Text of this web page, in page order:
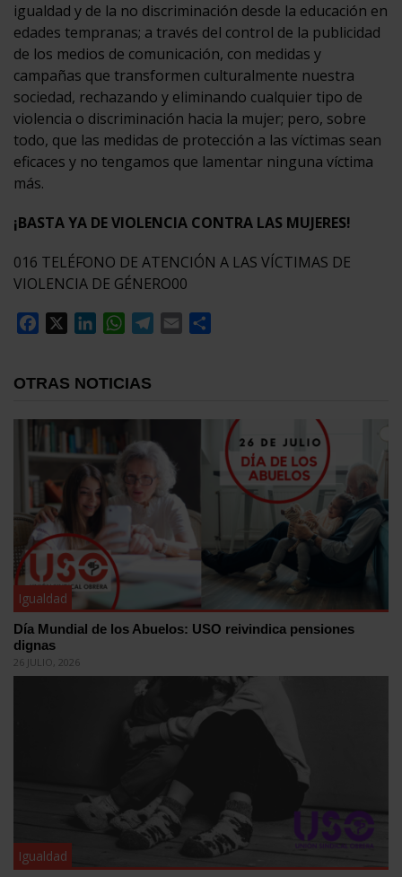
igualdad y de la no discriminación desde la educación en
edades tempranas; a través del control de la publicidad
de los medios de comunicación, con medidas y
campañas que transformen culturalmente nuestra
sociedad, rechazando y eliminando cualquier tipo de
violencia o discriminación hacia la mujer; pero, sobre
todo, que las medidas de protección a las víctimas sean
eficaces y no tengamos que lamentar ninguna víctima
más.
¡BASTA YA DE VIOLENCIA CONTRA LAS MUJERES!
016 TELÉFONO DE ATENCIÓN A LAS VÍCTIMAS DE
VIOLENCIA DE GÉNERO00
Facebook
LinkedInWhatsApp
Telegram
Email
OTRAS NOTICIAS
Igualdad
Día Mundial de los Abuelos: USO reivindica pensiones
dignas
26 JULIO, 2026
Igualdad